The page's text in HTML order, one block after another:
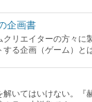
企画書
クリエイターの方々に
する企画（ゲーム）と
解いてはいけない。『